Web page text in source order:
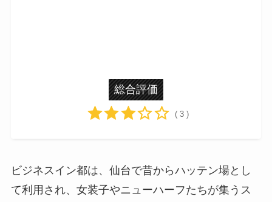
総合評価
( 3 )
ビジネスイン都は、仙台で昔からハッテン場とし
て利用され、女装子やニューハーフたちが集うス